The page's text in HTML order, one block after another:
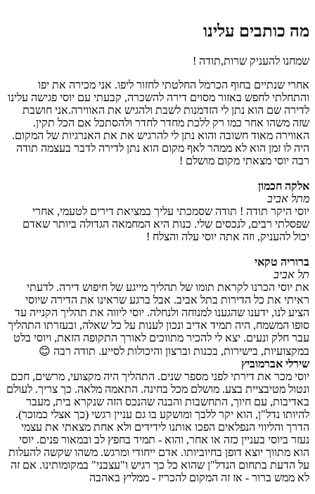
מה כותבים עלינו
שמחנו להעניק שרות,תודה !
‎אחרי שנתיים בחוף הכרמל החלטתי לחזור ליפו. אני מכירה את יפו
והתחלתי לחפש באזור מסוים דירה להשכרה, קבעתי עם יוסי פגישה ‎עלינו
לדירה שם הוא נתן לי הזדמנות לשבת ולהגיש את האווירה.אני חושבת
שזה משהו אחר כמו רק ללכת מחדר לחדר ולהסתכל אם הכל תקין.
האווירה מאוד חשובה והוא נתן לי להרגיש את את האנרגיות של המקום.
היה לו זמן הוא לא ממהר לאף מקום הוא נתן לדירה לדבר בעצמה תודה
רבה יוסי מצאתי מקום מושלם !
אלקה חכמון
מתל אביב
יוסי היקר תודה ! תודה שסמכתי עליך במציאת דירים לטעמי, אחרי
שפסלתי רבים, לנכסים שלי. כנות היא המחמאה הגדולה ביותר שאדם
יכול להעניק, וזה אתה יוסי עלה והצלח !
ברוריה טקאי
תל אביב
את יוסי הכרנו לקראת תומו של תהליך מייגע של חיפוש דירה. לדעתי
ראיתי את כל הדירות בתל אביב. אבל ברגע שראינו את הדירה שיוסי
הציע לנו, ידענו שהגענו למנוחה ולנחלה. יוסי ליווה את תהליך הקנייה עד
סופו המשמח, היה תמיד אדיב ונכון לענות על כל שאלה, ובעזרתו התהליך
עבר חלק ונעים. יצא לי להכיר מתווכים לאורך התקופה הזאת, ויוסי בלט
במקצועיות, בישירות, בכנות וברצון והיכולות לסייע. תודה רבה 😊
שירלי אברמוביץ
יוסי מכר את דירתי לפני מספר שנים. התהליך היה מקצועי, מרשים, חכם
ונטול מטיבציית בצע. מושלם מכל בחינה. התאמה מלאה. כך צריך. לעולם
באדיבות, עם חיוך, התחשבות והבנה שהנכס הזה שנקרא בית, מעבר
להיותו נדל"ן, הוא יקר ללבך ומושקע בו גם עניין רגשי (כך אצלי כמוכר).
הדרך והליווי הנפלאים הפכו אותנו לידידים ולא אחת מצאתי את עצמי
נעזר ביוסי בעניין כזה או אחר, והוא - תמיד בחפץ לב ובמאור פנים. יוסי
הוא מתווך יוצא דופן בחיוביותו. אדם ייחודי ומרגש. משהו שקשה להעלות
על הדעת בתחום הנדל"ן שהוא כל כך רגיש ו"עצבני" במקומותינו. אם זה
לא ממש ברור - אז זה המקום להכריז - ממליץ באהבה